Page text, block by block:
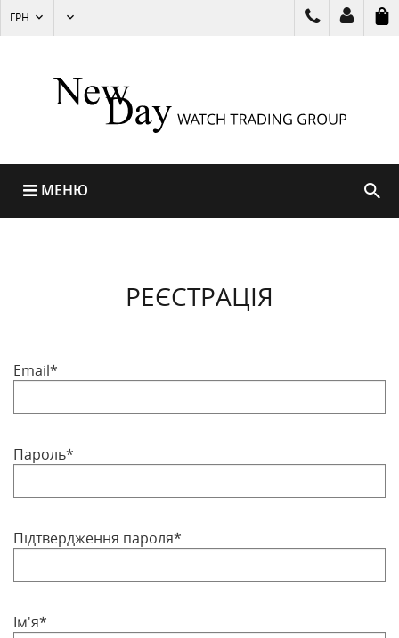
ГРН.
МЕНЮ
РЕЄСТРАЦІЯ
Email*
Пароль*
Підтвердження пароля*
Ім'я*